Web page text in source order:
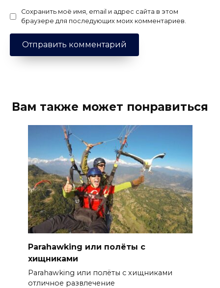
Сохранить моё имя, email и адрес сайта в этом
браузере для последующих моих комментариев.
Вам также может понравиться
Parahawking или полёты с
хищниками
Parahawking или полёты с хищниками
отличное развлечение